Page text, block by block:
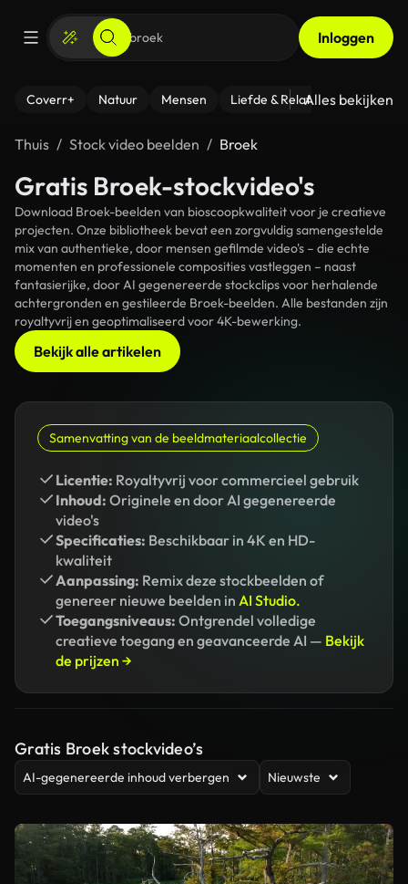
Inloggen
Coverr+ Natuur Mensen Liefde & Relaties - Fitness
Alles bekijken
Thuis Stock video beelden Broek
Gratis Broek-stockvideo's
Download Broek-beelden van bioscoopkwaliteit voor je creatieve
projecten. Onze bibliotheek bevat een zorgvuldig samengestelde
mix van authentieke, door mensen gefilmde video's – die echte
momenten en professionele composities vastleggen – naast
fantasierijke, door AI gegenereerde stockclips voor herhalende
achtergronden en gestileerde Broek-beelden. Alle bestanden zijn
royaltyvrij en geoptimaliseerd voor 4K-bewerking.
Bekijk alle artikelen
Samenvatting van de beeldmateriaalcollectie
Licentie: Royaltyvrij voor commercieel gebruik
Inhoud: Originele en door AI gegenereerde
video's
Specificaties: Beschikbaar in 4K en HD-
kwaliteit
Aanpassing: Remix deze stockbeelden of
genereer nieuwe beelden in AI Studio.
Toegangsniveaus: Ontgrendel volledige
creatieve toegang en geavanceerde AI — Bekijk
de prijzen →
Gratis Broek stockvideo’s
AI-gegenereerde inhoud verbergen Nieuwste